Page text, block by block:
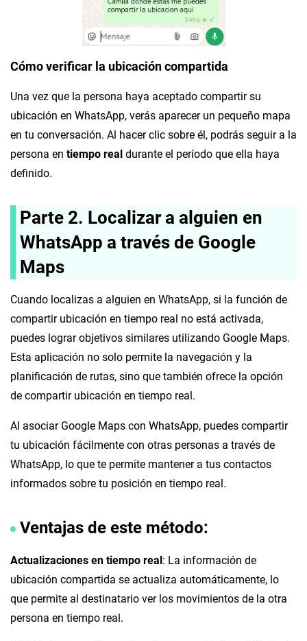
Cómo verificar la ubicación compartida
Una vez que la persona haya aceptado compartir su
ubicación en WhatsApp, verás aparecer un pequeño mapa
en tu conversación. Al hacer clic sobre él, podrás seguir a la
persona en tiempo real durante el período que ella haya
definido.
Parte 2. Localizar a alguien en
WhatsApp a través de Google
Maps
Cuando localizas a alguien en WhatsApp, si la función de
compartir ubicación en tiempo real no está activada,
puedes lograr objetivos similares utilizando Google Maps.
Esta aplicación no solo permite la navegación y la
planificación de rutas, sino que también ofrece la opción
de compartir ubicación en tiempo real.
Al asociar Google Maps con WhatsApp, puedes compartir
tu ubicación fácilmente con otras personas a través de
WhatsApp, lo que te permite mantener a tus contactos
informados sobre tu posición en tiempo real.
Ventajas de este método:
Actualizaciones en tiempo real : La información de
ubicación compartida se actualiza automáticamente, lo
que permite al destinatario ver los movimientos de la otra
persona en tiempo real.